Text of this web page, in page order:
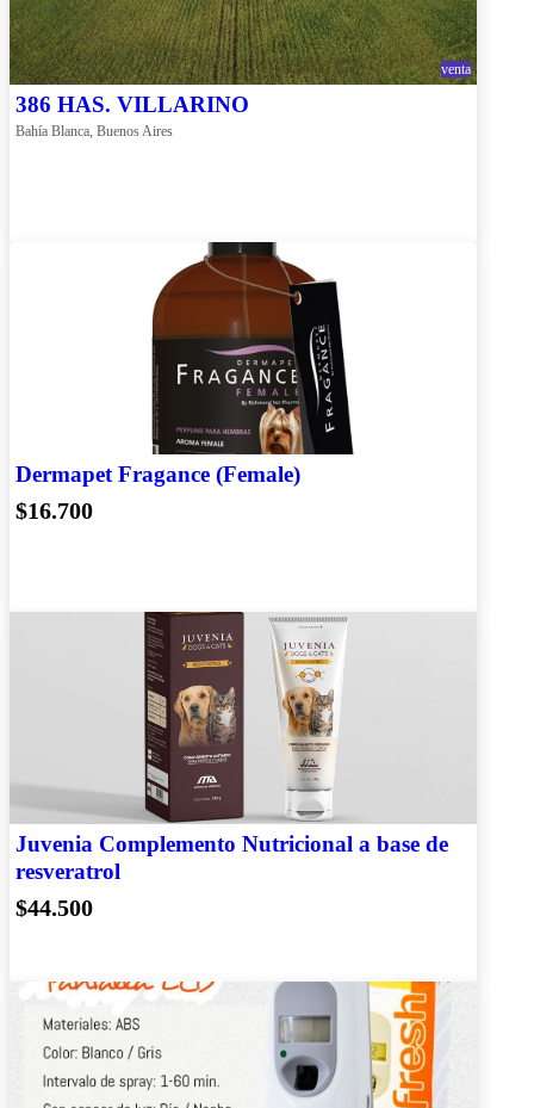
venta
386 HAS. VILLARINO
Bahía Blanca, Buenos Aires
Dermapet Fragance (Female)
$16.700
Juvenia Complemento Nutricional a base de
resveratrol
$44.500